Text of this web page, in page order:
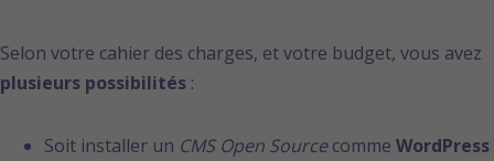
Selon votre cahier des charges, et votre budget, vous avez
plusieurs possibilités :
Soit installer un CMS Open Sourcecomme WordPress